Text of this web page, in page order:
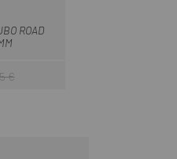
ROAD
€